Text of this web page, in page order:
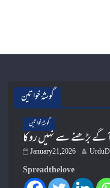
گوشۂ خواتین
گوشۂ خواتین
بڑھنے سے نہیں روکا
January 21, 2026
Spread the love